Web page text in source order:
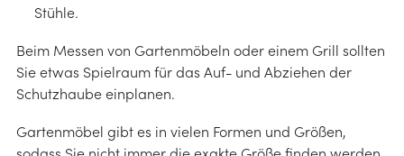
Stühle.
Beim Messen von Gartenmöbeln oder einem Grill sollten
Sie etwas Spielraum für das Auf- und Abziehen der
Schutzhaube einplanen.
Gartenmöbel gibt es in vielen Formen und Größen,